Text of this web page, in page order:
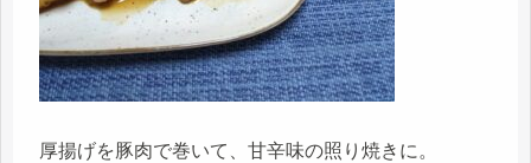
厚揚げを豚肉で巻いて、甘辛味の照り焼きに。